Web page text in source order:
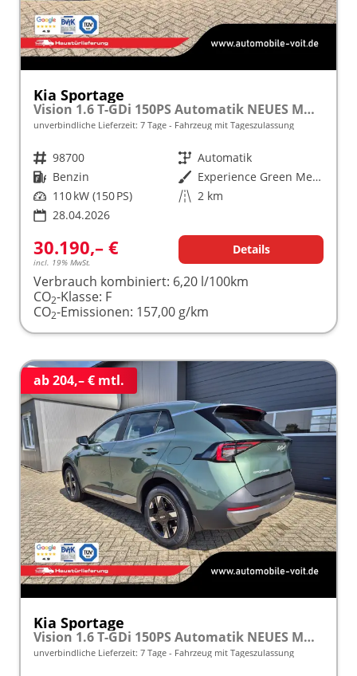
Kia Sportage
Vision 1.6 T-GDi 150PS Automatik NEUES MODELL MY26 FACELIFT Sitzheizung Lenkradheizung Klimaautomatik Navi Bluetooth Touchscreen Apple CarPlay Android Auto PDC v+h 17"LM Rückf.Kamera ACC 2x Keyless
unverbindliche Lieferzeit: 7 Tage Fahrzeug mit Tageszulassung
Fahrzeugnr. 98700 Getriebe Automatik
Kraftstoff Benzin Außenfarbe
Experience Green Metallic
Leistung 110 kW (150 PS) Kilometerstand 2 km
28.04.2026
30.190,– €
incl. 19% MwSt.
Details
Verbrauch kombiniert: 6,20 l/100km
CO2-Klasse: F
CO2-Emissionen: 157,00 g/km
ab 204,– € mtl.
Kia Sportage
Vision 1.6 T-GDi 150PS Automatik NEUES MODELL MY26 FACELIFT Sitzheizung Lenkradheizung Klimaautomatik Navi Bluetooth Touchscreen Apple CarPlay Android Auto PDC v+h 17"LM Rückf.Kamera ACC 2x Keyless
unverbindliche Lieferzeit: 7 Tage Fahrzeug mit Tageszulassung